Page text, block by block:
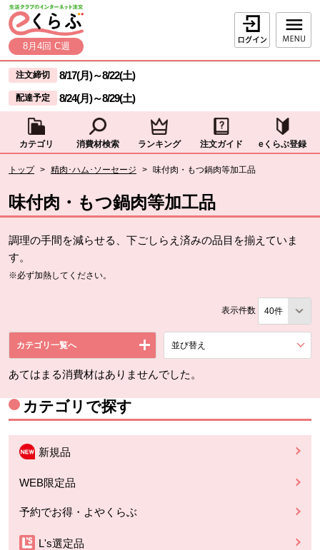
ページの先頭です。
本文へジャンプする。
8月4回 C週
ログイン
ここからサイト内共通メニューです。
サイト内共通メニューをスキップする
注文締切 8/17(月)～8/22(土)
配達予定 8/24(月)～8/29(土)
カテゴリ 消費材検索 ランキング 注文ガイド eくらぶ登録
トップ > 精肉･ハム･ソーセージ > 味付肉・もつ鍋肉等加工品
味付肉・もつ鍋肉等加工品
調理の手間を減らせる、下ごしらえ済みの品目を揃えていま
す。
※必ず加熱してください。
表示件数
カテゴリ一覧へ 並び替え
あてはまる消費材はありませんでした。
カテゴリで探す
新規品
WEB限定品
予約でお得・よやくらぶ
L's選定品